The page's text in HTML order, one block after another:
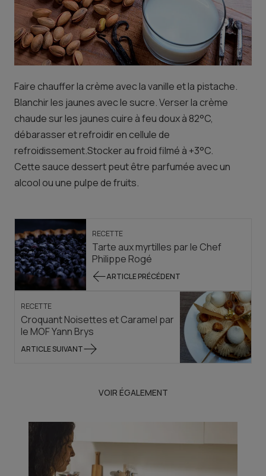
Faire chauffer la crème avec la vanille et la pistache.
Blanchir les jaunes avec le sucre. Verser la crème
chaude sur les jaunes cuire à feu doux à 82°C,
débarasser et refroidir en cellule de
refroidissement.Stocker au froid filmé à +3°C.
Cette sauce dessert peut être parfumée avec un
alcool ou une pulpe de fruits.
RECETTE
Tarte aux myrtilles par le Chef
Philippe Rogé
ARTICLE PRÉCÉDENT
RECETTE
Croquant Noisettes et Caramel par
le MOF Yann Brys
ARTICLE SUIVANT
VOIR ÉGALEMENT